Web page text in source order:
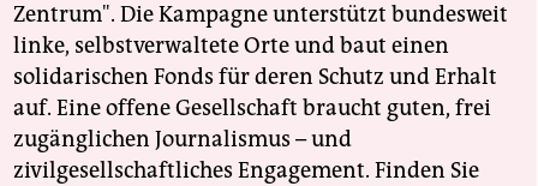
Zentrum". Die Kampagne unterstützt bundesweit
linke, selbstverwaltete Orte und baut einen
solidarischen Fonds für deren Schutz und Erhalt
auf. Eine offene Gesellschaft braucht guten, frei
zugänglichen Journalismus – und
zivilgesellschaftliches Engagement. Finden Sie